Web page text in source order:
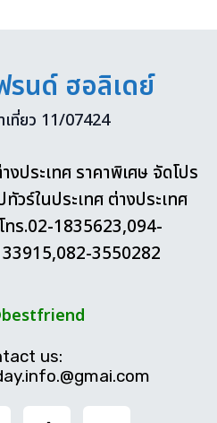
รนด์ ฮอลิเดย์
ที่ยว 11/07424
งประเทศ ราคาพิเศษ จัดโปร
วร์ในประเทศ ต่างประเทศ
ร.02-1835623,094-
3550282
us: